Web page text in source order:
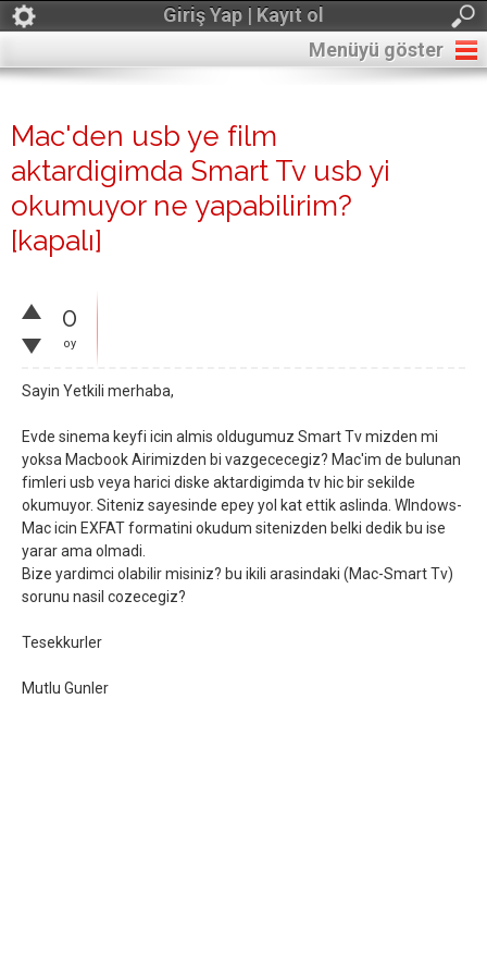
Giriş Yap | Kayıt ol
Menüyü göster
Mac'den usb ye film
aktardigimda Smart Tv usb yi
okumuyor ne yapabilirim?
[kapalı]
0
oy
Sayin Yetkili merhaba,
Evde sinema keyfi icin almis oldugumuz Smart Tv mizden mi
yoksa Macbook Airimizden bi vazgececegiz? Mac'im de bulunan
fimleri usb veya harici diske aktardigimda tv hic bir sekilde
okumuyor. Siteniz sayesinde epey yol kat ettik aslinda. WIndows-
Mac icin EXFAT formatini okudum sitenizden belki dedik bu ise
yarar ama olmadi.
Bize yardimci olabilir misiniz? bu ikili arasindaki (Mac-Smart Tv)
sorunu nasil cozecegiz?
Tesekkurler
Mutlu Gunler